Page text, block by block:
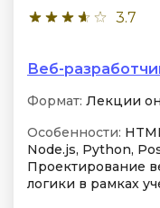
3.7
Веб-
Формат: Лекции
Особенности:
Node.js, Python,
Проектирование
логики в рамках